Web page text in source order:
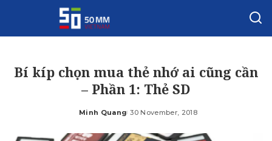
Bí kíp chọn mua thẻ nhớ ai cũng cần
– Phần 1: Thẻ SD
Posted
Minh Quang 30 November, 2018